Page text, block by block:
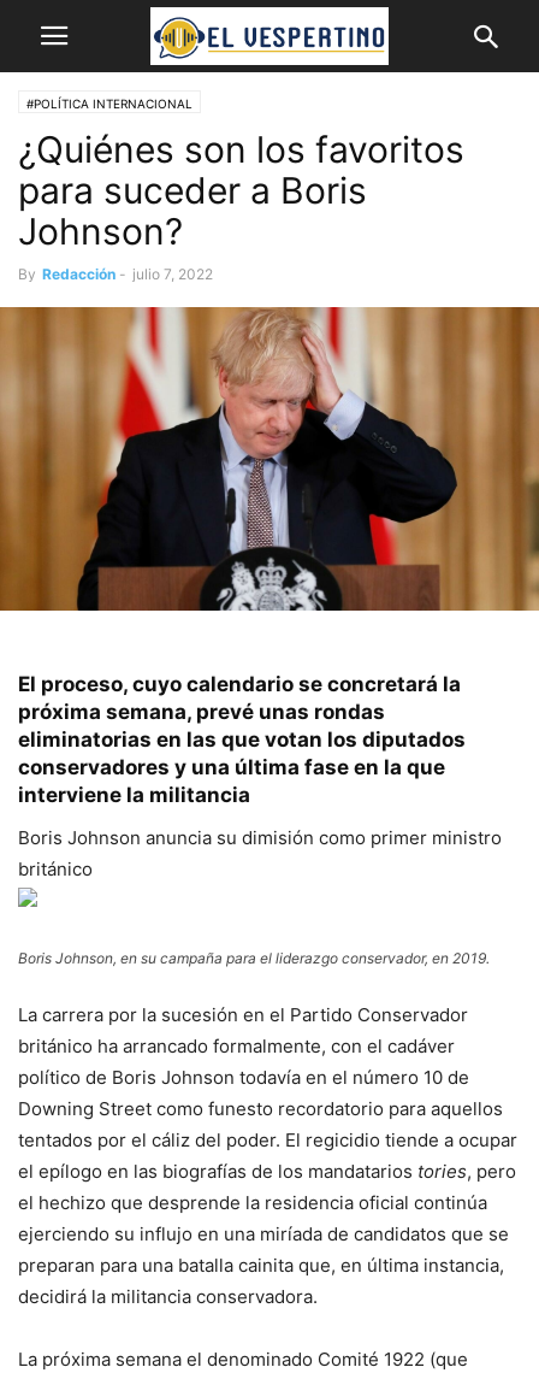
#POLÍTICA INTERNACIONAL
¿Quiénes son los favoritos
para suceder a Boris
Johnson?
By Redacción - julio 7, 2022
El proceso, cuyo calendario se concretará la
próxima semana, prevé unas rondas
eliminatorias en las que votan los diputados
conservadores y una última fase en la que
interviene la militancia
Boris Johnson anuncia su dimisión como primer ministro
británico
Boris Johnson, en su campaña para el liderazgo conservador, en 2019.
La carrera por la sucesión en el Partido Conservador
británico ha arrancado formalmente, con el cadáver
político de Boris Johnson todavía en el número 10 de
Downing Street como funesto recordatorio para aquellos
tentados por el cáliz del poder. El regicidio tiende a ocupar
el epílogo en las biografías de los mandatarios tories, pero
el hechizo que desprende la residencia oficial continúa
ejerciendo su influjo en una miríada de candidatos que se
preparan para una batalla cainita que, en última instancia,
decidirá la militancia conservadora.
La próxima semana el denominado Comité 1922 (que